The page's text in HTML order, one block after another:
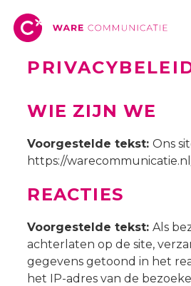
WIE ZIJN WE
Voorgestelde tekst:Ons
https://
REACTIES
Voorgestelde tekst:Als
achterlaten op de site,
gegevens getoond in het
het IP-adres van de